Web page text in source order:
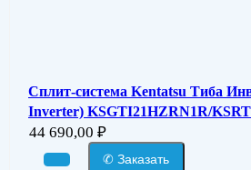
Сплит-система Kentatsu Тиба
Inverter) KSGTI21HZRN1R/
44 690,00 ₽
✆ Заказать